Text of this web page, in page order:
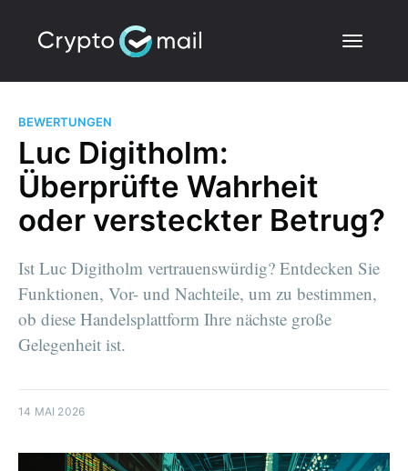
BEWERTUNGEN
Luc Digitholm:
Überprüfte Wahrheit
oder versteckter Betrug?
Ist Luc Digitholm vertrauenswürdig? Entdecken Sie
Funktionen, Vor- und Nachteile, um zu bestimmen,
ob diese Handelsplattform Ihre nächste große
Gelegenheit ist.
14 MAI 2026